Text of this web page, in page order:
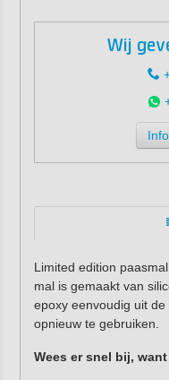
Wij
Limited edition
mal is gemaakt van
epoxy eenvoudig uit
opnieuw te gebruiken.
Wees er snel bij, want